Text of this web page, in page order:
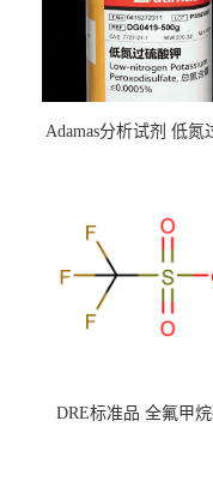
Adamas分析试剂 低氮
（泰坦现货供应）
DRE标准品 全氟甲